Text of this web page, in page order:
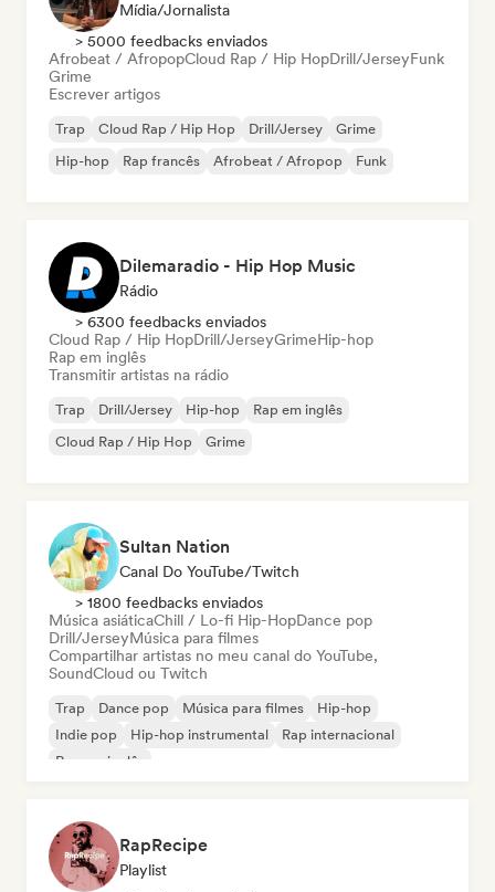
Mídia/Jornalista
> 5000 feedbacks enviados
Afrobeat / AfropopCloud Rap / Hip HopDrill/JerseyFunk
Grime
Escrever artigos
Trap Cloud Rap / Hip Hop Drill/Jersey
Grime
Hip-hop
Rap francês Afrobeat / Afropop Funk
Dilemaradio - Hip Hop Music
Rádio
> 6300 feedbacks enviados
Cloud Rap / Hip HopDrill/JerseyGrimeHip-hop
Rap em inglês
Transmitir artistas na rádio
Trap Drill/Jersey Hip-hop
Rap em inglês
Cloud Rap / Hip Hop
Grime
Sultan Nation
Canal Do YouTube/Twitch
> 1800 feedbacks enviados
Música asiáticaChill / Lo-fi Hip-HopDance pop
Drill/JerseyMúsica para filmes
Compartilhar artistas no meu canal do YouTube,
SoundCloud ou Twitch
Trap Dance pop Música para filmes
Hip-hop
Indie pop
Hip-hop instrumental
Rap internacional
Rap em inglês
RapRecipe
Playlist